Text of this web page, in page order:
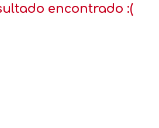
encontrado :(